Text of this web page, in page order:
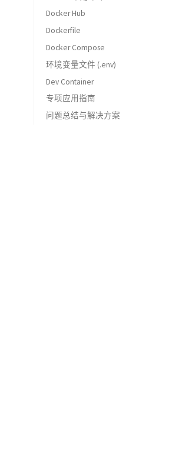
配置 Docker Engine
安装基础工具
安装 Docker Desktop
配置 Docker Desktop
use docker desktop
not use docker desktop
docker cli
docker build - 构建镜像
docker run - 运行容器
docker pull - 拉取镜像
docker images - 镜像管理
docker ps - 容器管理
Docker Hub
主要特性
使用示例
Dockerfile
常用指令
实用镜像模板
设置时区为上海时区
清华镜像加速
设置网络代理
最佳实践
避免不必要的系统升级
正确使用 apt-get update
Docker Compose
docker-compose.yaml 基本结构
常用配置项说明
环境变量文件 (.env)
使用方式
Dev Container
基本配置
运行环境 vs 开发环境
专项应用指南
问题总结与解决方案